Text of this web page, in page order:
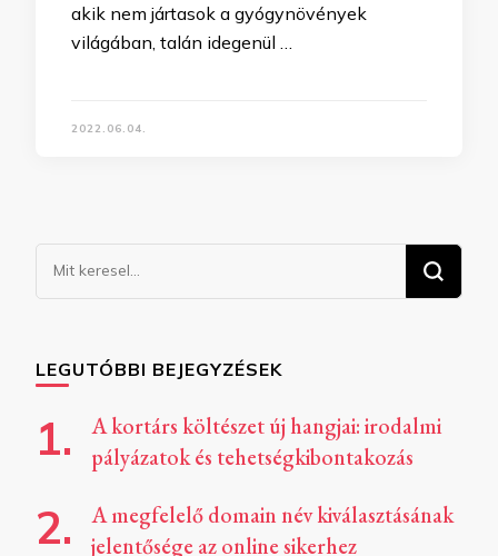
akik nem jártasok a gyógynövények
világában, talán idegenül …
2022.06.04.
LEGUTÓBBI BEJEGYZÉSEK
A kortárs költészet új hangjai: irodalmi
pályázatok és tehetségkibontakozás
A megfelelő domain név kiválasztásának
jelentősége az online sikerhez